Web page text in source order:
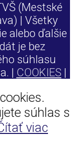
(Mestské
| Všetky
alebo ďalšie
je bez
súhlasu
| COOKIES |
súhlas s
viac